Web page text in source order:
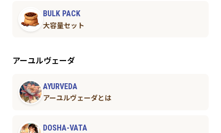
BULK PACK
大容量セット
アーユルヴェーダ
AYURVEDA
アーユルヴェーダとは
DOSHA-VATA